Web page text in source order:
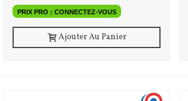
PRIX PRO : CONNECTEZ-VOUS
Ajouter Au Panier